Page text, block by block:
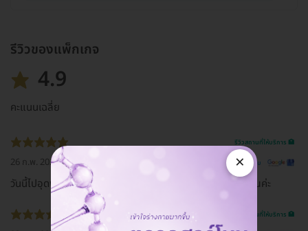
รีวิวของแพ็กเกจ
4.9
คะแนนเฉลี่ย
รีวิวสถานที่ให้บริการ 🏥
26 ก.พ. 2021 ดูรีวิวต้นฉบับ
วันนี้ไปอุดฟันมา คุณหมอและพนักงานบริการดีมากเลย ขอบคุณค่ะ
รีวิวสถานที่ให้บริการ 🏥
×